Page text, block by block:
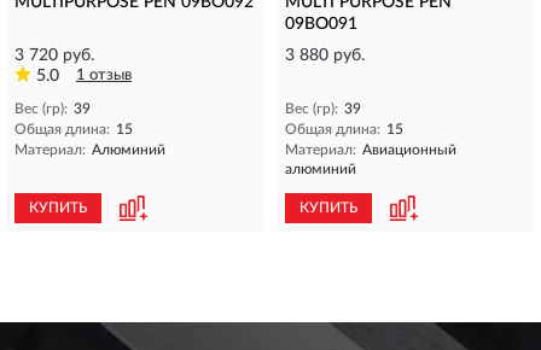
3 720 руб.
5.0
1 отзыв
Вес (гр): 39
Общая длина: 15
Материал: Алюминий
КУПИТЬ
09BO091
3 880 руб.
Вес (гр): 39
Общая длина: 15
Материал: Авиационный
алюминий
КУПИТЬ